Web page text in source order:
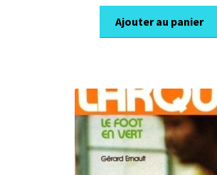
initial
était :
est :
Ajouter au panier